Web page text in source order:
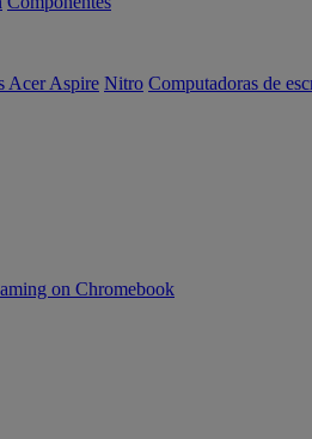
Acer Aspire Nitro Computadoras de
on Chromebook